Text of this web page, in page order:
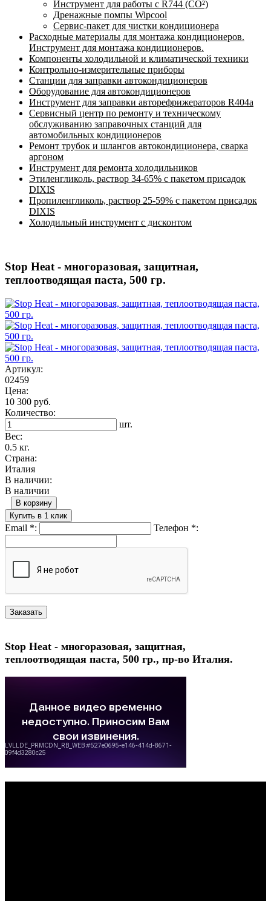
Инструмент для работы с R744 (CO²)
Дренажные помпы Wipcool
Сервис-пакет для чистки кондиционера
Расходные материалы для монтажа кондиционеров.
Инструмент для монтажа кондиционеров.
Компоненты холодильной и климатической техники
Контрольно-измерительные приборы
Станции для заправки автокондиционеров
Оборудование для автокондиционеров
Инструмент для заправки авторефрижераторов R404a
Сервисный центр по ремонту и техническому
обслуживанию заправочных станций для
автомобильных кондиционеров
Ремонт трубок и шлангов автокондиционера, сварка
аргоном
Инструмент для ремонта холодильников
Этиленгликоль, раствор 34-65% с пакетом присадок
DIXIS
Пропиленгликоль, раствор 25-59% с пакетом присадок
DIXIS
Холодильный инструмент с дисконтом
Stop Heat - многоразовая, защитная,
теплоотводящая паста, 500 гр.
Артикул:
02459
Цена:
10 300 руб.
Количество:
шт.
Вес:
0.5 кг.
Страна:
Италия
В наличии:
В наличии
В корзину
Купить в 1 клик
Email *: Телефон *:
Stop Heat - многоразовая, защитная,
теплоотводящая паста, 500 гр., пр-во Италия.